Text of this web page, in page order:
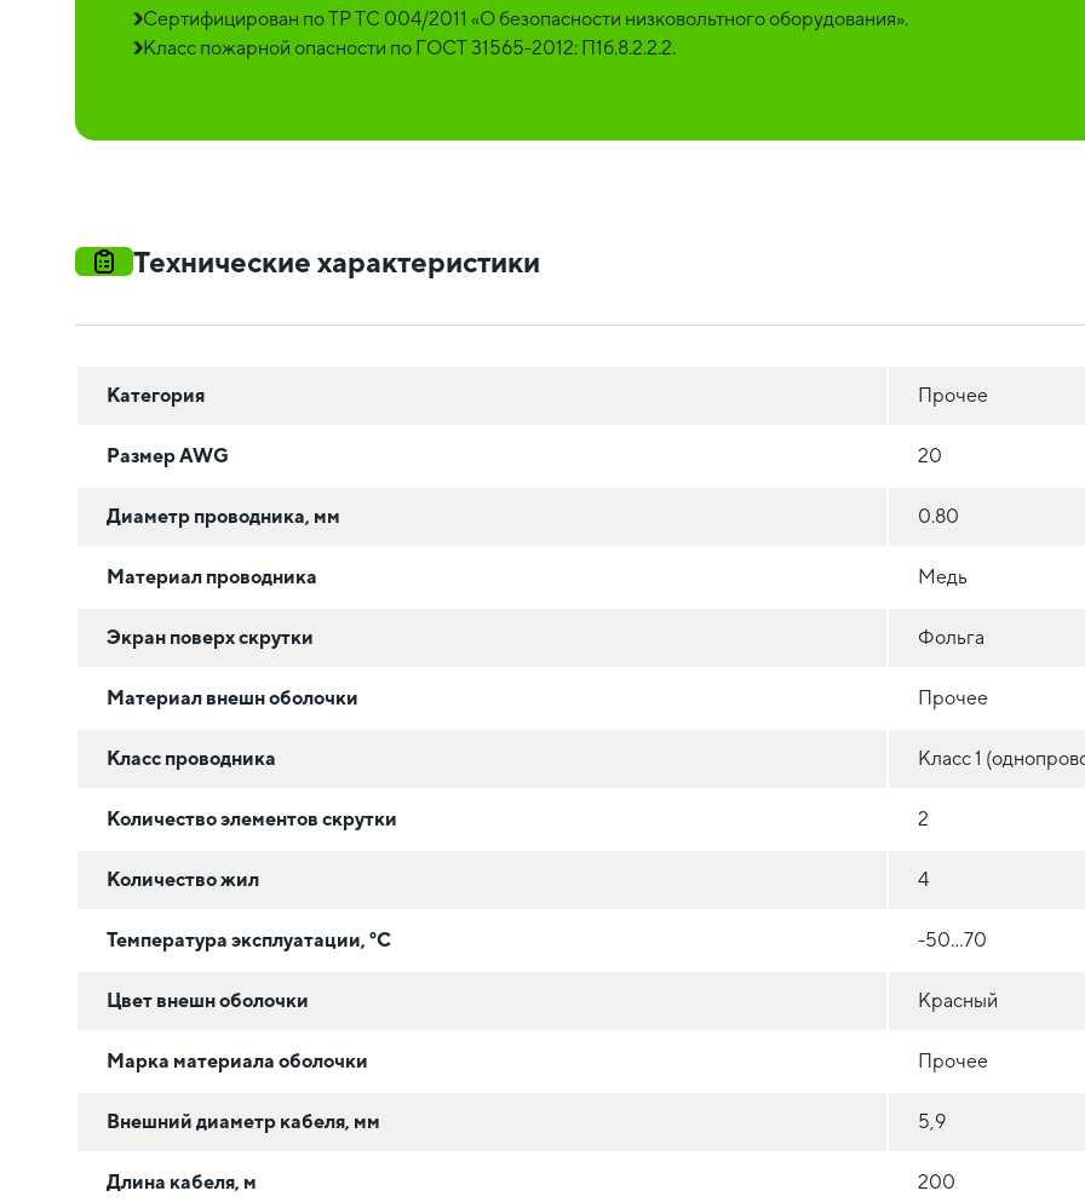
Сертифицирован по ТР ТС 004/2011 «О безопасности низковольтного оборудования».
Класс пожарной опасности по ГОСТ 31565-2012: П1б.8.2.2.2.
Технические характеристики
Категория Прочее
Размер AWG 20
Диаметр проводника, мм 0.80
Материал проводника Медь
Экран поверх скрутки Фольга
Материал внешн оболочки Прочее
Класс проводника Класс 1
Количество элементов скрутки 2
Количество жил 4
Температура эксплуатации, °C -50…70
Цвет внешн оболочки Красный
Марка материала оболочки Прочее
Внешний диаметр кабеля, мм 5,9
Длина кабеля, м 200